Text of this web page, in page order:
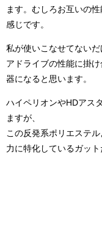
ます。むしろお互いの
感じです。
私が使いこなせてない
アドライブの性能に掛
器になると思います。
ハイペリオンやHDアス
ますが、
この反発系ポリエステ
力に特化しているガット